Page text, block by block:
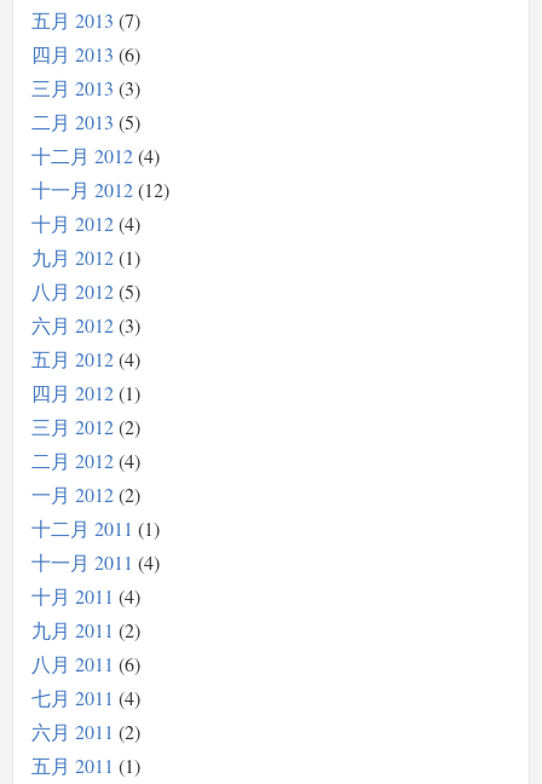
五月 2013 7
四月 2013 6
三月 2013 3
二月 2013 5
十二月 2012 4
十一月 2012 12
十月 2012 4
九月 2012 1
八月 2012 5
六月 2012 3
五月 2012 4
四月 2012 1
三月 2012 2
二月 2012 4
一月 2012 2
十二月 2011
1
十一月 2011 4
十月 2011 4
九月 2011 2
八月 2011 6
七月 2011 4
六月 2011 2
五月 2011
1